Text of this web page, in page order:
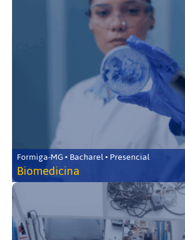
Formiga-MG • Bacharel • Presencial
Biomedicina